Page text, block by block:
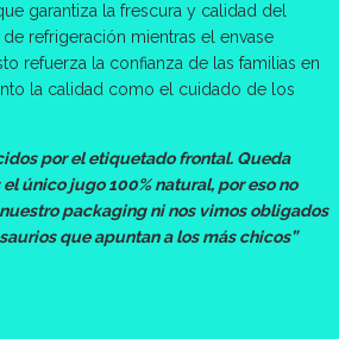
garantiza la frescura y calidad del
refrigeración mientras el envase
refuerza la confianza de las familias en
la calidad como el cuidado de los
por el etiquetado frontal. Queda
único jugo 100% natural, por eso no
packaging ni nos vimos obligados
que apuntan a los más chicos”